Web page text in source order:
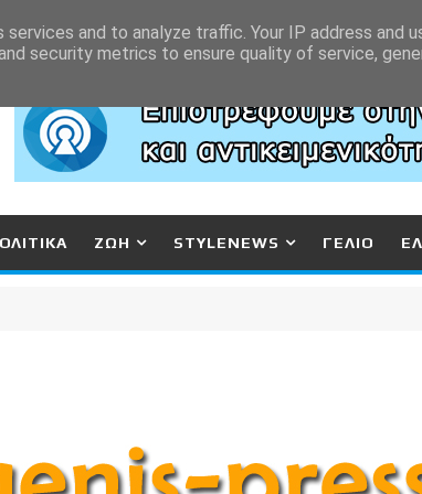
ΖΩΗ STYLENEWS ΓΕΛΙΟ
and to analyze traffic. Your IP address and
security metrics to ensure quality of service,